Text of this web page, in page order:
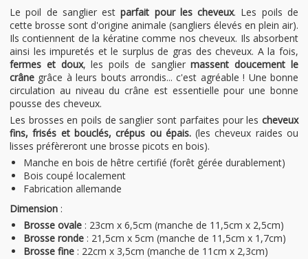
Le poil de sanglier estparfait pour les cheveux. Les poils de
cette brosse sont d'origine animale (sangliers élevés en plein air).
Ils contiennent de la kératine comme nos cheveux. Ils absorbent
ainsi les impuretés et le surplus de gras des cheveux. A la fois,
fermes et doux, les poils de sangliermassent doucement le
crâne grâce à leurs bouts arrondis... c'est agréable ! Une bonne
circulation au niveau du crâne est essentielle pour une bonne
pousse des cheveux.
Les brosses en poils de sanglier sont parfaites pour les cheveux
fins, frisés et bouclés, crépus ou épais.(les cheveux raides ou
lisses préfèreront une brosse picots en bois).
Manche en bois de hêtre certifié (forêt gérée durablement)
Bois coupé localement
Fabrication allemande
Dimension :
Brosse ovale : 23cm x 6,5cm (manche de 11,5cm x 2,5cm)
Brosse ronde : 21,5cm x 5cm (manche de 11,5cm x 1,7cm)
Brosse fine : 22cm x 3,5cm (manche de 11cm x 2,3cm)